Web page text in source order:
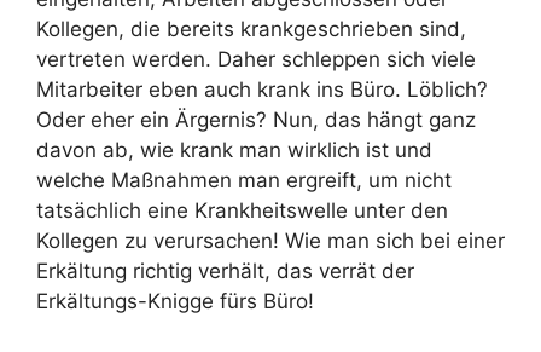
Kollegen, die bereits krankgeschrieben sind,
vertreten werden. Daher schleppen sich viele
Mitarbeiter eben auch krank ins Büro. Löblich?
Oder eher ein Ärgernis? Nun, das hängt ganz
davon ab, wie krank man wirklich ist und
welche Maßnahmen man ergreift, um nicht
tatsächlich eine Krankheitswelle unter den
Kollegen zu verursachen! Wie man sich bei einer
Erkältung richtig verhält, das verrät der
Erkältungs-Knigge fürs Büro!